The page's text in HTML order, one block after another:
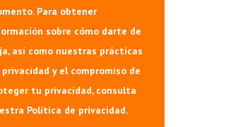
Para obtener
sobre cómo darte de
así como nuestras prácticas
privacidad y el compromiso de
tu privacidad, consulta
Política de privacidad.